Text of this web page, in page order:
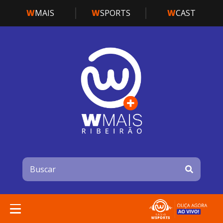
WMAIS WSPORTS WCAST